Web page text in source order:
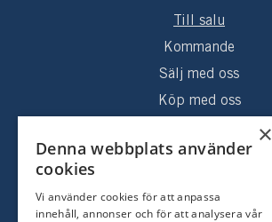
Till salu
Kommande
Sälj med oss
Köp med oss
Om oss
KONTAKT
×
Denna webbplats använder
cookies
Vi använder cookies för att anpassa
innehåll, annonser och för att analysera vår